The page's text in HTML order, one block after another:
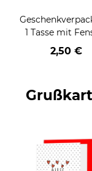
1 Tasse mit
2,50 €